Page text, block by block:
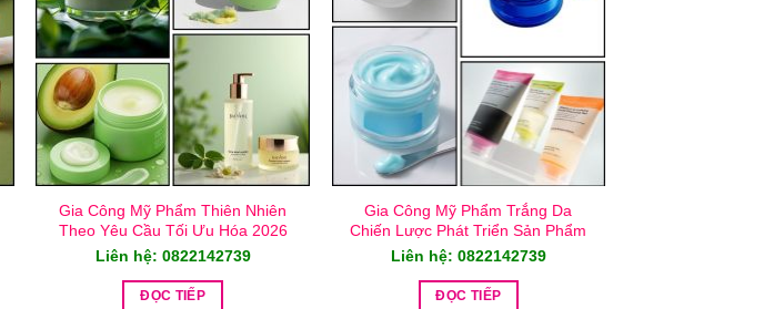
Gia Công Mỹ Phẩm Thiên Nhiên
Theo Yêu Cầu Tối Ưu Hóa 2026
Liên hệ: 0822142739
ĐỌC TIẾP
Gia Công Mỹ Phẩm Trắng Da
Chiến Lược Phát Triển Sản Phẩm
Liên hệ: 0822142739
ĐỌC TIẾP